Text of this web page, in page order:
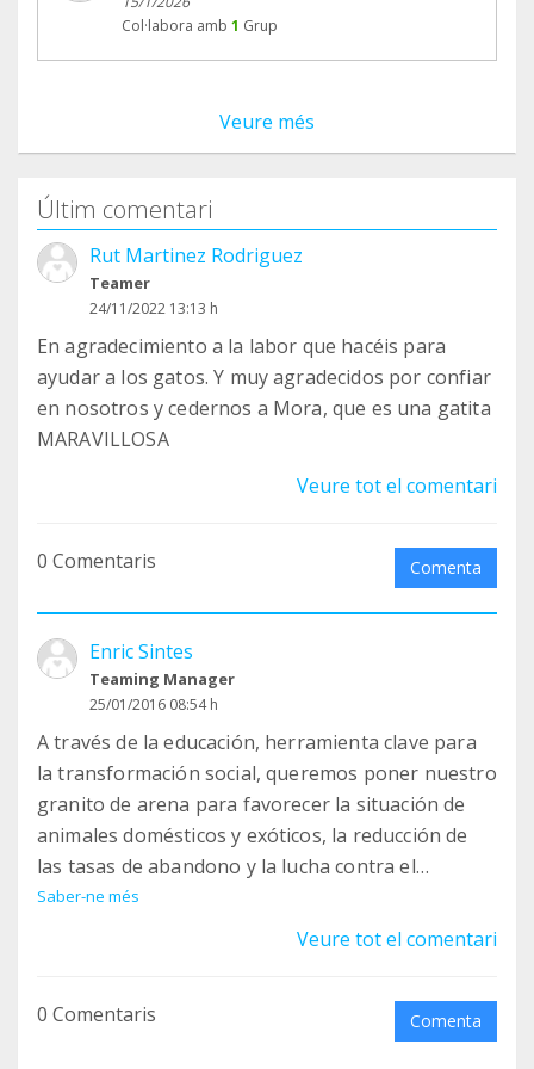
La vostra aportació mensual a través de Teaming
ha estat (i és) molt valuosa. Gràcies a aquest euro
vostra contribució continuarà destinant-se
nova etapa.
Gràcies per formar part d’aquesta petita gran
xarxa de suport. Sense vosaltres, res d’això hauria
estat possible.
Amb gratitud,
L’equip de Gatuari
Col·labora amb 1 Grup
Veure més
Últim comentari
Rut Martinez Rodriguez
Teamer
24/11/2022 13:13 h
En agradecimiento a la labor que hacéis para
ayudar a los gatos. Y muy agradecidos por confiar
en nosotros y cedernos a Mora, que es una gatita
MARAVILLOSA
Veure tot el comentari
0 Comentaris Comenta
Enric Sintes
Teaming Manager
25/01/2016 08:54 h
A través de la educación, herramienta clave para
la transformación social, queremos poner nuestro
granito de arena para favorecer la situación de
animales domésticos y exóticos, la reducción de
las tasas de abandono y la lucha contra el
maltrato animal.
ratos) con la especie felina y establecer un vínculo
Saber-ne més
Veure tot el comentari
0 Comentaris Comenta